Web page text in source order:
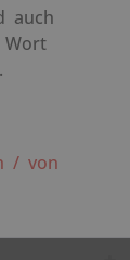
auch
Wort
/ von